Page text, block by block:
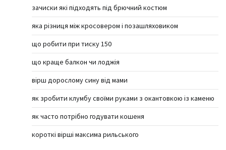
зачиски які підходять під брючний костюм
яка різниця між кросовером і позашляховиком
що робити при тиску 150
що краще балкон чи лоджія
вірш дорослому сину від мами
як зробити клумбу своїми руками з окантовкою із каменю
як часто потрібно годувати кошеня
короткі вірші максима рильського